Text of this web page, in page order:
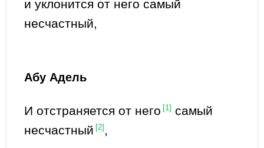
и уклонится от него самый
несчастный,
Абу Адель
И отстраняется от него [1]
самый
несчастный [2] ,